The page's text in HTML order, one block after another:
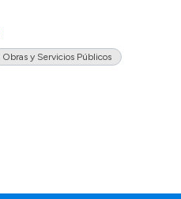
Obras y Servicios Públicos